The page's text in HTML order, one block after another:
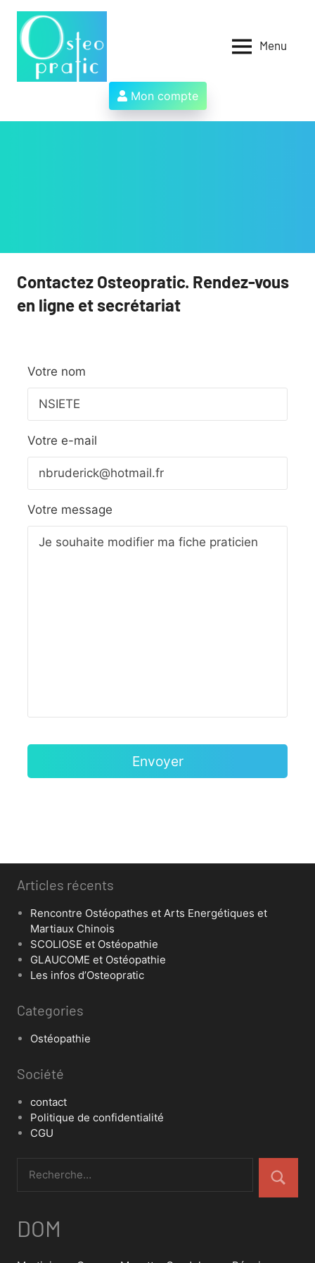
Aller
contenu
des
ostéopathes
et
Menu
Mon compte
Contactez Osteopratic. Rendez-vous
en ligne et secrétariat
Votre nom
Votre e-mail
Votre message
Articles récents
Rencontre Ostéopathes et Arts Energétiques et
Martiaux Chinois
SCOLIOSE et Ostéopathie
GLAUCOME et Ostéopathie
Les infos d’Osteopratic
Categories
Ostéopathie
Société
contact
Politique de confidentialité
CGU
DOM